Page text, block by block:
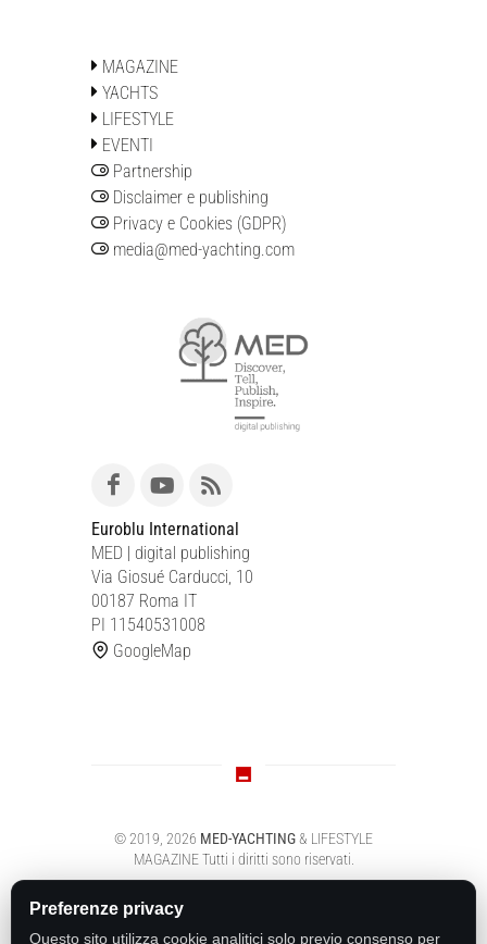
MAGAZINE
YACHTS
LIFESTYLE
EVENTI
Partnership
Disclaimer e publishing
Privacy e Cookies (GDPR)
media@med-yachting.com
Euroblu International
MED | digital publishing
Via Giosué Carducci, 10
00187 Roma IT
PI 11540531008
GoogleMap
© 2019, 2026 MED-YACHTING& LIFESTYLE
MAGAZINETutti i diritti sono riservati.
Preferenze privacy
Questo sito utilizza cookie analitici solo previo consenso per